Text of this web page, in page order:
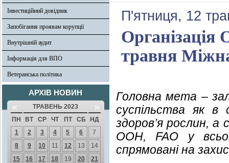
Інвестиційний довідник
Запобігання проявам корупції
Внутрішній аудит
Інформація для ВПО
Ветеранська політика
АРХІВ НОВИН
« ТРАВЕНЬ 2023 »
ПН ВТ СР ЧТ ПТ СБ
НД
1
2 3 4 5 6
7
8
9 10 11 12 13
14
15
16 17 18 19 20
21
П'ятниця, 12
Організація
травня
Головна мета –
суспільства як в
здоров’я рослин, а
ООН, FAO у
спрямовані на